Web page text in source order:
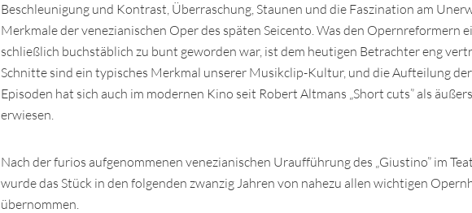
Beschleunigung und Kontrast, Überraschung, Staunen und die Faszination am
Merkmale der venezianischen Oper des späten Seicento. Was den Opernreformern
schließlich buchstäblich zu bunt geworden war, ist dem heutigen Betrachter eng
Schnitte sind ein typisches Merkmal unserer Musikclip-Kultur, und die Aufteilung
Episoden hat sich auch im modernen Kino seit Robert Altmans „Short cuts” als
erwiesen.
Nach der furios aufgenommenen venezianischen Uraufführung des „Giustino” im
wurde das Stück in den folgenden zwanzig Jahren von nahezu allen wichtigen
übernommen.